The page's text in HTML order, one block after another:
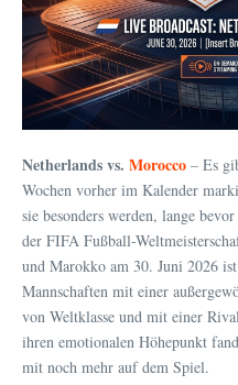
Netherlands vs. Morocco – Es
Wochen vorher im Kalender
sie besonders werden, lange
der FIFA Fußball-
und Marokko am 30. Juni 2026
Mannschaften mit einer
von Weltklasse und mit einer
ihren emotionalen Höhepunkt
mit noch mehr auf dem Spiel.